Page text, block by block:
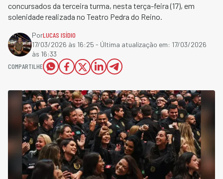
concursados da terceira turma, nesta terça-feira (17), em
solenidade realizada no Teatro Pedra do Reino.
PorLUCAS ISÍDIO
17/03/2026 às 16:25 - Última atualização em: 17/03/2026
às 16:33
COMPARTILHE